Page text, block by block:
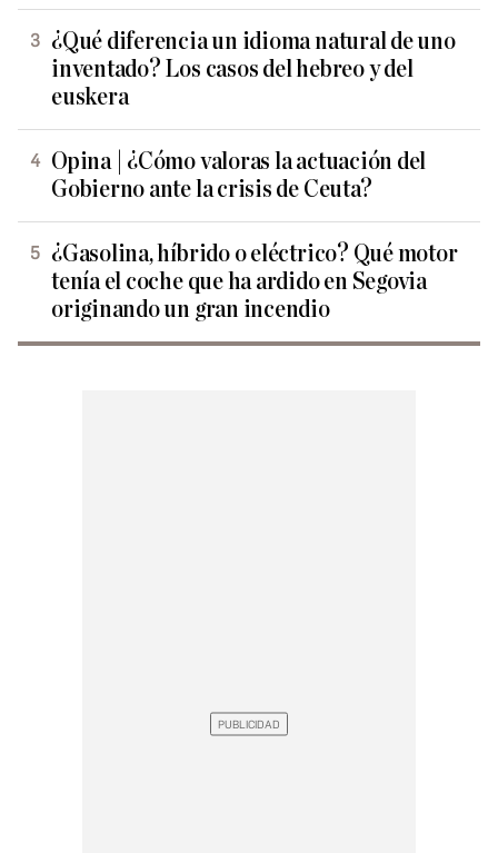
¿Qué diferencia un idioma natural de uno
inventado? Los casos del hebreo y del
euskera
Opina | ¿Cómo valoras la actuación del
Gobierno ante la crisis de Ceuta?
¿Gasolina, híbrido o eléctrico? Qué motor
tenía el coche que ha ardido en Segovia
originando un gran incendio